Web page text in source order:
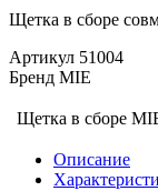
Щетка в сборе
Артикул 51004
Бренд MIE
Щетка в сборе
Описание